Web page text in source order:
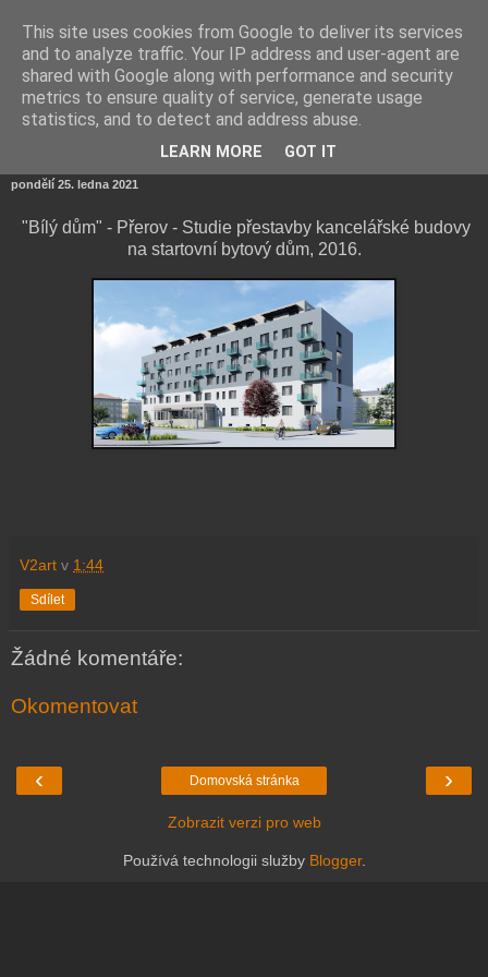
247DESIGN.CZ
Kvalitní design a architektura - 24 hodin denně - 7 dnů v
pondělí 25. ledna 2021
"Bílý dům" - Přerov - Studie přestavby kancelářské budovy
na startovní bytový dům, 2016.
V2art v 1:44
Sdílet
Žádné komentáře:
Okomentovat
‹ ›
Domovská stránka
Zobrazit verzi pro web
Používá technologii služby Blogger.
This site uses cookies from Google to deliver its services
and to analyze traffic. Your IP address and user-agent are
shared with Google along with performance and security
metrics to ensure quality of service, generate usage
statistics, and to detect and address abuse.
LEARN MORE GOT IT